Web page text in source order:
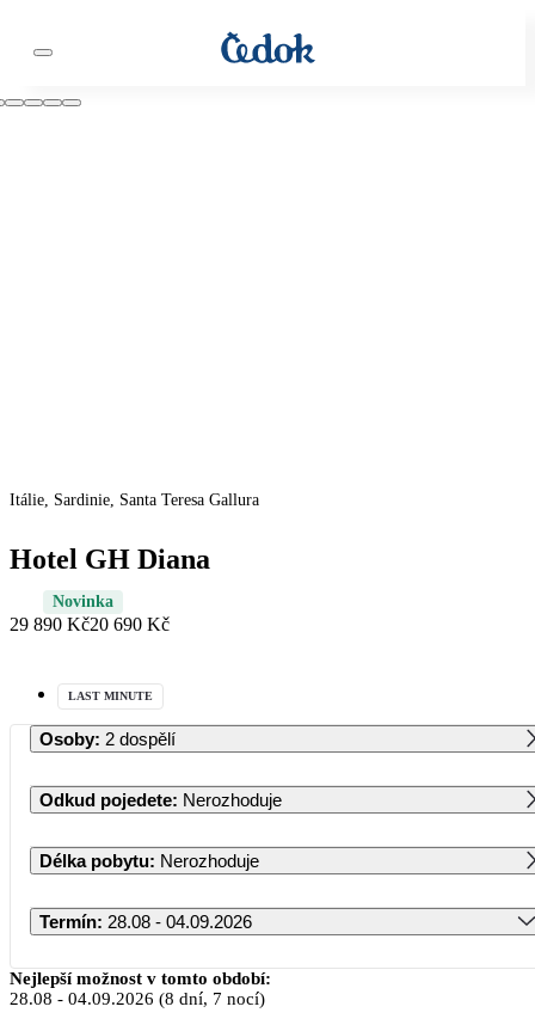
Itálie, Sardinie, Santa Teresa Gallura
Hotel GH Diana
Novinka
29 890 Kč20 690 Kč
LAST MINUTE
Osoby: 2 dospělí
Odkud pojedete: Nerozhoduje
Délka pobytu: Nerozhoduje
Termín: 28.08 - 04.09.2026
Srpen 2026
Nejlepší možnost v tomto období:
28.08 - 04.09.2026 (8 dní, 7 nocí)